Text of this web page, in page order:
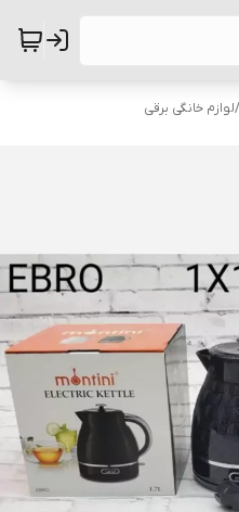
/لوازم خانگی برقی